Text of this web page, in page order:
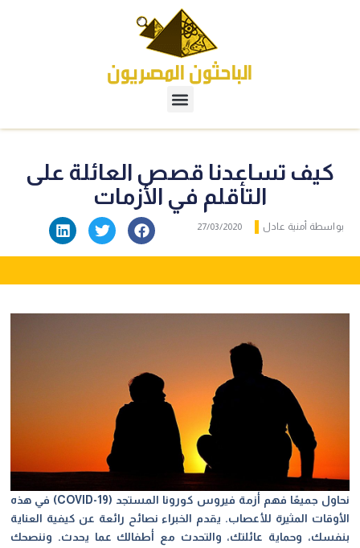
كيف تساعدنا قصص العائلة على
التأقلم في الأزمات
بواسطة أمنية عادل 27/03/2020
نحاول جميعًا فهم أزمة فيروس كورونا المستجد (COVID-19) في هذه
الأوقات المثيرة للأعصاب. يقدم الخبراء نصائح رائعة عن كيفية العناية
بنفسك، وحماية عائلتك، والتحدث مع أطفالك عما يحدث. وننصحك